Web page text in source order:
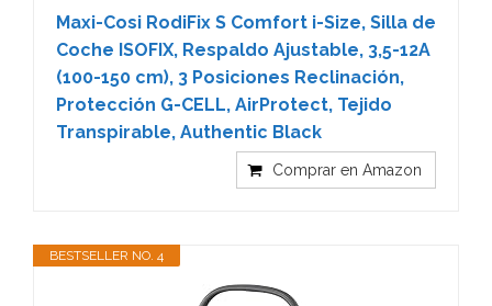
Maxi-Cosi RodiFix S Comfort i-Size, Silla de
Coche ISOFIX, Respaldo Ajustable, 3,5-12A
(100-150 cm), 3 Posiciones Reclinación,
Protección G-CELL, AirProtect, Tejido
Transpirable, Authentic Black
Comprar en Amazon
BESTSELLER NO. 4